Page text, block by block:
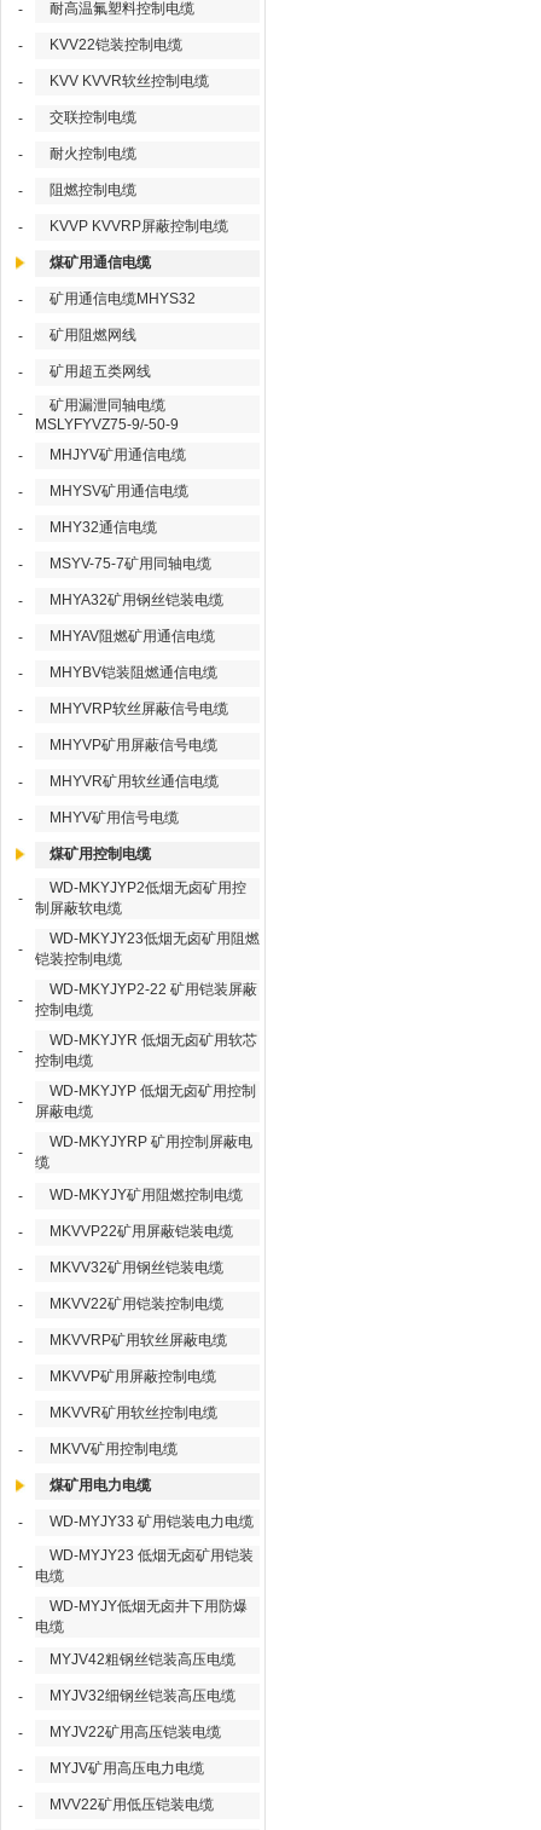
- 耐高温氟塑料控制电缆
- KVV22铠装控制电缆
- KVV KVVR软丝控制电缆
- 交联控制电缆
- 耐火控制电缆
- 阻燃控制电缆
- KVVP KVVRP屏蔽控制电缆
煤矿用通信电缆
- 矿用通信电缆MHYS32
- 矿用阻燃网线
- 矿用超五类网线
-
矿用漏泄同轴电缆
MSLYFYVZ75-9/-50-9
-
MHJYV矿用通信电缆
- MHYSV矿用通信电缆
- MHY32通信电缆
- MSYV-75-7矿用同轴电缆
- MHYA32矿用钢丝铠装电缆
- MHYAV阻燃矿用通信电缆
- MHYBV铠装阻燃通信电缆
- MHYVRP软丝屏蔽信号电缆
- MHYVP矿用屏蔽信号电缆
- MHYVR矿用软丝通信电缆
- MHYV矿用信号电缆
煤矿用控制电缆
-
WD-MKYJYP2低烟无卤矿用控
制屏蔽软电缆
-
WD-MKYJY23低烟无卤矿用阻燃
铠装控制电缆
-
WD-MKYJYP2-22 矿用铠装屏蔽
控制电缆
-
WD-MKYJYR 低烟无卤矿用软芯
控制电缆
-
WD-MKYJYP 低烟无卤矿用控制
屏蔽电缆
-
WD-MKYJYRP 矿用控制屏蔽电
缆
-
WD-MKYJY矿用阻燃控制电缆
- MKVVP22矿用屏蔽铠装电缆
- MKVV32矿用钢丝铠装电缆
- MKVV22矿用铠装控制电缆
- MKVVRP矿用软丝屏蔽电缆
- MKVVP矿用屏蔽控制电缆
- MKVVR矿用软丝控制电缆
- MKVV矿用控制电缆
煤矿用电力电缆
- WD-MYJY33 矿用铠装电力电缆
-
WD-MYJY23 低烟无卤矿用铠装
电缆
-
WD-MYJY低烟无卤井下用防爆
电缆
-
MYJV42粗钢丝铠装高压电缆
- MYJV32细钢丝铠装高压电缆
- MYJV22矿用高压铠装电缆
- MYJV矿用高压电力电缆
- MVV22矿用低压铠装电缆